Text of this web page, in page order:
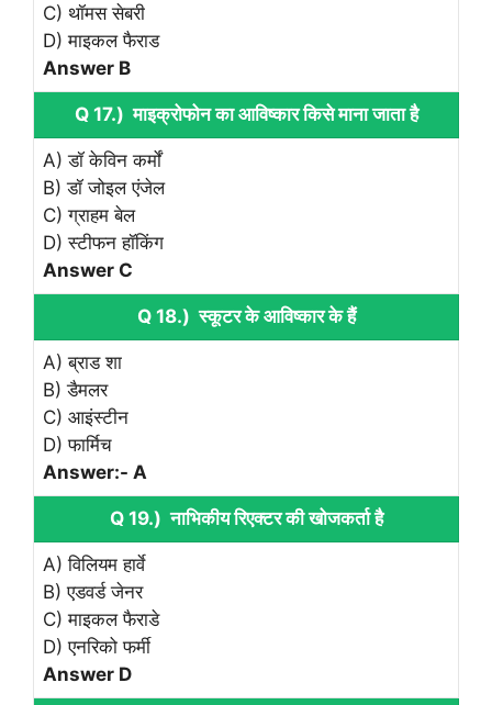
C) थॉमस सेबरी
D) माइकल फैराड
Answer B
Q 17.) माइक्रोफोन का आविष्कार किसे माना जाता है
A) डॉ केविन कर्मों
B) डॉ जोइल एंजेल
C) ग्राहम बेल
D) स्टीफन हॉकिंग
Answer C
Q 18.) स्कूटर के आविष्कार के हैं
A) ब्राड शा
B) डैमलर
C) आइंस्टीन
D) फार्मिच
Answer:- A
Q 19.) नाभिकीय रिएक्टर की खोजकर्ता है
A) विलियम हार्वे
B) एडवर्ड जेनर
C) माइकल फैराडे
D) एनरिको फर्मी
Answer D